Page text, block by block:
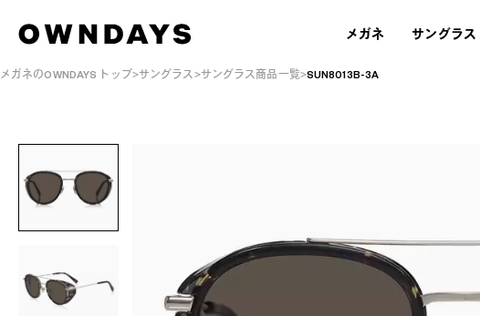
メガネ サングラス
メガネのOWNDAYS トップ サングラス サングラス商品一覧 SUN8013B-3A